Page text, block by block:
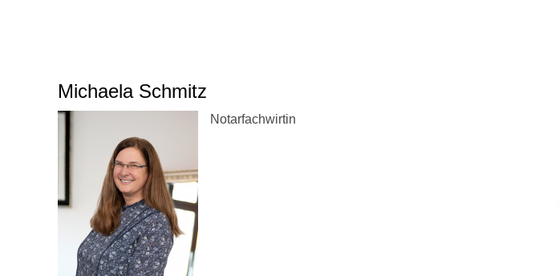
Michaela Schmitz
Notarfachwirtin